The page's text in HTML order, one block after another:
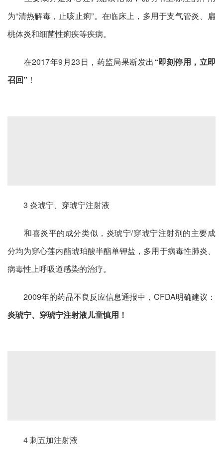
为“清热解毒，止咳止痢”。在临床上，多用于支气管炎、扁
桃体炎和细菌性痢疾等疾病。
在2017年9月23日，药监局果断发出“即刻停用，立即
召回” ！
3 炎琥宁、穿琥宁注射液
和喜炎平的成分类似，炎琥宁/穿琥宁注射剂的主要成
分均为穿心莲内酯琥珀酸半酯单钾盐，多用于病毒性肺炎、
病毒性上呼吸道感染的治疗。
2009年的药品不良反应信息通报中，CFDA明确建议：
炎琥宁、穿琥宁注射液儿童慎用！
4 刺五加注射液